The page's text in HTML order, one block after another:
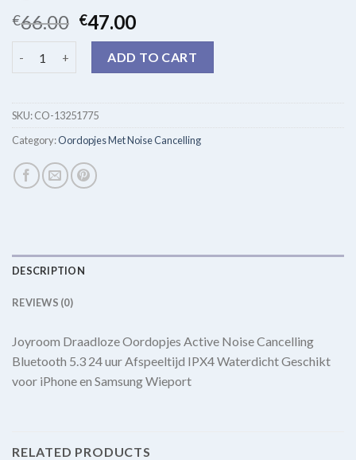
€66.00 €47.00
ADD TO CART
SKU:CO-13251775
Category:Oordopjes Met Noise Cancelling
DESCRIPTION
REVIEWS (0)
Joyroom Draadloze Oordopjes Active Noise Cancelling
Bluetooth 5.3 24 uur Afspeeltijd IPX4 Waterdicht Geschikt
voor iPhone en Samsung Wieport
RELATED PRODUCTS